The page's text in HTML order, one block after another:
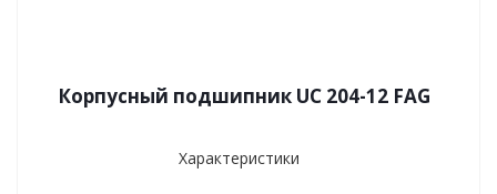
Корпусный подшипник UC 204-12 FAG
Характеристики